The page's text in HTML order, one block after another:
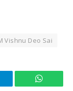
Vishnu Deo Sai